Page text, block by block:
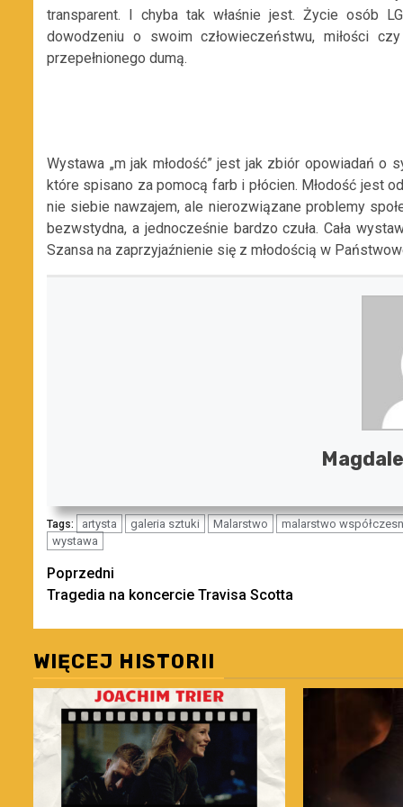
transparent. I chyba tak właśnie jest. Życie osób
dowodzeniu o swoim człowieczeństwu, miłości
przepełnionego dumą.
Wystawa „m jak młodość” jest jak zbiór opowiadań o
które spisano za pomocą farb i płócien. Młodość jest
nie siebie nawzajem, ale nierozwiązane problemy
bezwstydna, a jednocześnie bardzo czuła. Cała
Szansa na zaprzyjaźnienie się z młodością w
Tags: artysta galeria sztuki Malarstwo
malarstwo
wystawa
Zobacz
wpisy
Poprzedni
Tragedia na koncercie Travisa Scotta
WIĘCEJ HISTORII